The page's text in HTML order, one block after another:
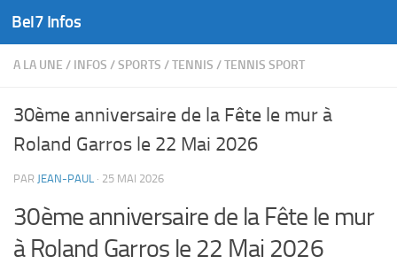
Skip to content
Bel7 Infos
A LA UNE / INFOS /SPORTS /TENNIS /TENNIS SPORT
30ème anniversaire de la Fête le mur à
Roland Garros le 22 Mai 2026
PAR JEAN-PAUL · 25 MAI 2026
30ème anniversaire de la Fête le mur
à Roland Garros le 22 Mai 2026